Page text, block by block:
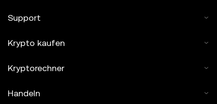
Support
Krypto kaufen
Kryptorechner
Handeln